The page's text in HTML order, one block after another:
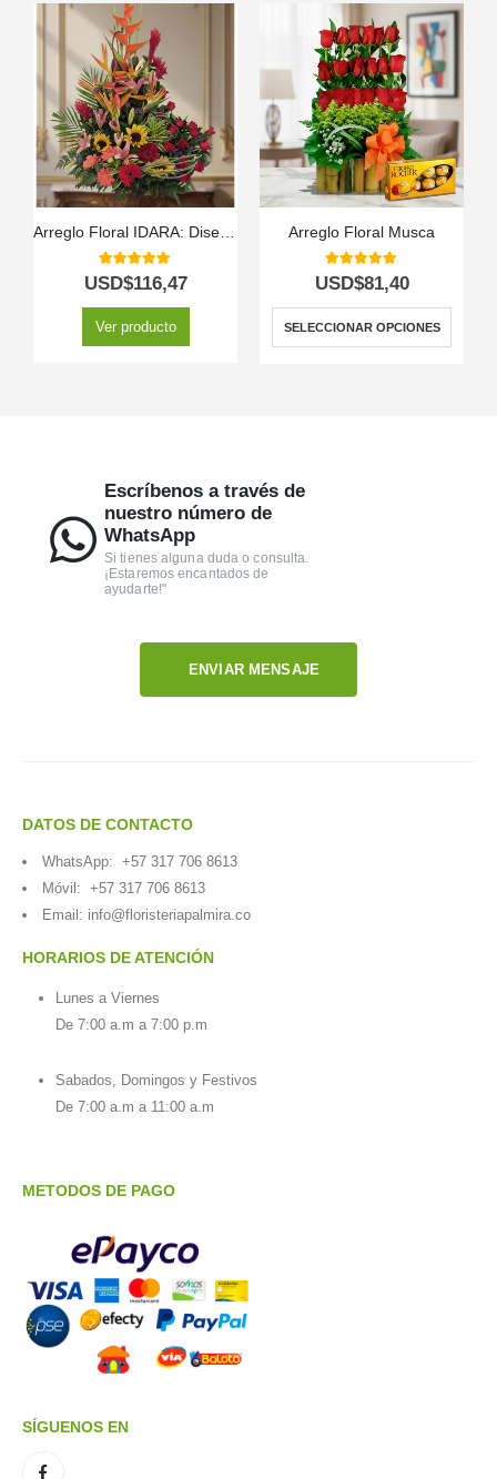
Arreglo Floral IDARA: Diseño Exclusivo con Rosas y Flores Exóticas ⚜️
5.00out of 5
USD$116,47
Ver producto
Arreglo Floral Musca
5.00out of 5
USD$81,40
SELECCIONAR OPCIONES
Escríbenos a través de
nuestro número de
WhatsApp
Si tienes alguna duda o consulta.
¡Estaremos encantados de
ayudarte!"
ENVIAR MENSAJE
DATOS DE CONTACTO
WhatsApp: +57 317 706 8613
Móvil: +57 317 706 8613
Email: info@floristeriapalmira.co
HORARIOS DE ATENCIÓN
Lunes a Viernes
De 7:00 a.m a 7:00 p.m
Sabados, Domingos y Festivos
De 7:00 a.m a 11:00 a.m
METODOS DE PAGO
SÍGUENOS EN